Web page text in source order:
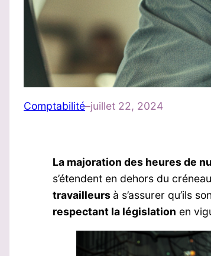
Comptabilité–juillet 22, 2024
La majoration des heures de
s’étendent en dehors du
travailleurs à s’assurer qu’ils
respectant la législation en